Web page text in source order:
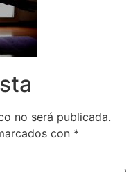
no será publicada.
con *